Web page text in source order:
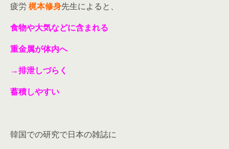
疲労 梶本修身先生によると、
食物や大気などに含まれる
重金属が体内へ
→排泄しづらく
蓄積しやすい
韓国での研究で日本の雑誌に